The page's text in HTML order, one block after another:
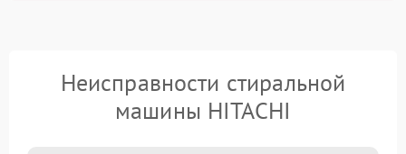
Неисправности стиральной
машины HITACHI